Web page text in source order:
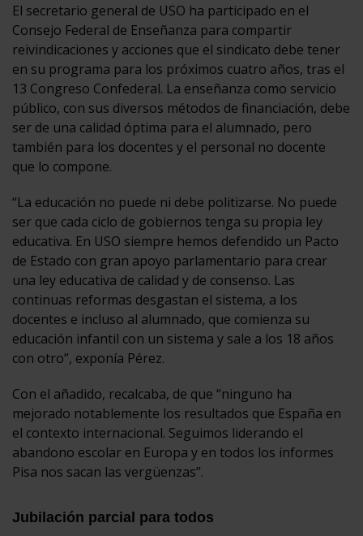
El secretario general de USO ha participado en el
Consejo Federal de Enseñanza para compartir
reivindicaciones y acciones que el sindicato debe tener
en su programa para los próximos cuatro años, tras el
13 Congreso Confederal. La enseñanza como servicio
público, con sus diversos métodos de financiación, debe
ser de una calidad óptima para el alumnado, pero
también para los docentes y el personal no docente
que lo compone.
“La educación no puede ni debe politizarse. No puede
ser que cada ciclo de gobiernos tenga su propia ley
educativa. En USO siempre hemos defendido un Pacto
de Estado con gran apoyo parlamentario para crear
una ley educativa de calidad y de consenso. Las
continuas reformas desgastan el sistema, a los
docentes e incluso al alumnado, que comienza su
educación infantil con un sistema y sale a los 18 años
con otro”, exponía Pérez.
Con el añadido, recalcaba, de que “ninguno ha
mejorado notablemente los resultados que España en
el contexto internacional. Seguimos liderando el
abandono escolar en Europa y en todos los informes
Pisa nos sacan las vergüenzas”.
Jubilación parcial para todos